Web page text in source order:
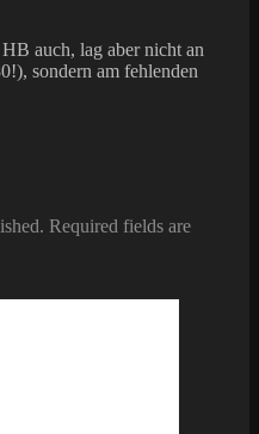
auch, lag aber nicht an
sondern am fehlenden
Required fields are